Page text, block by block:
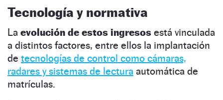
Tecnología y normativa
La evolución de estos ingresos está vinculada
a distintos factores, entre ellos la implantación
de tecnologías de control como cámaras,
radares y sistemas de lectura automática de
matrículas.